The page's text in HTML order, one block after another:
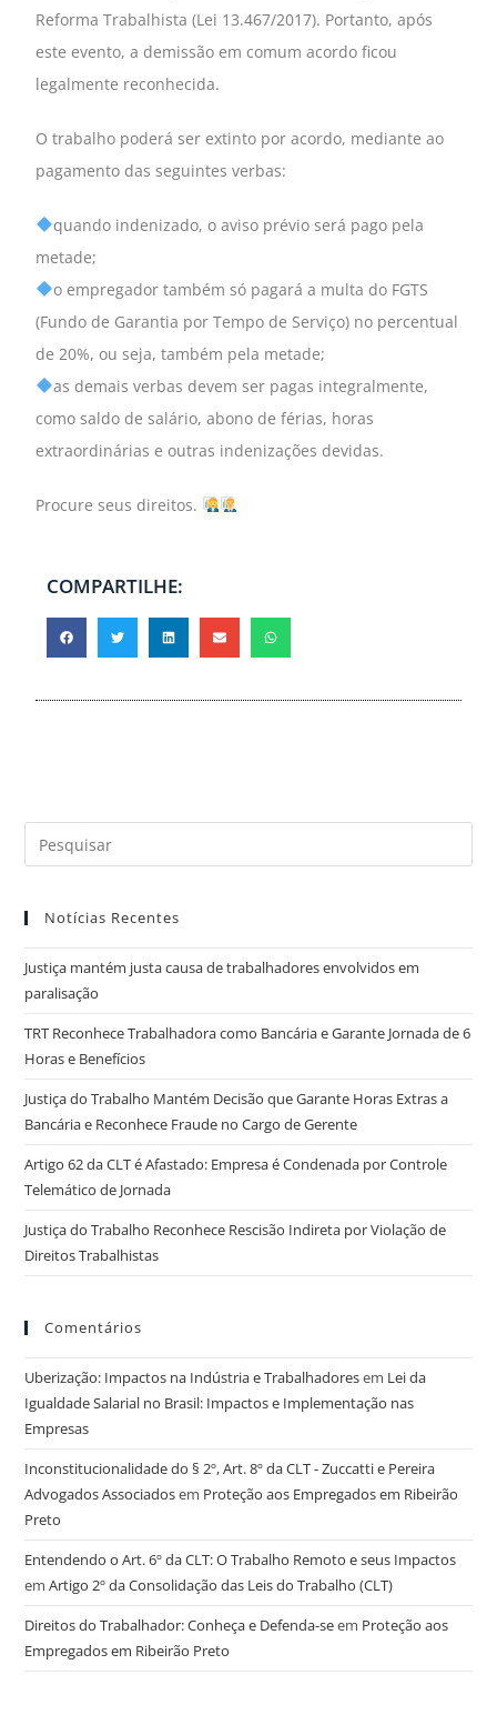
Reforma Trabalhista (Lei 13.467/2017). Portanto, após
este evento, a demissão em comum acordo ficou
legalmente reconhecida.
O trabalho poderá ser extinto por acordo, mediante ao
pagamento das seguintes verbas:
quando indenizado, o aviso prévio será pago pela
metade;
o empregador também só pagará a multa do FGTS
(Fundo de Garantia por Tempo de Serviço) no percentual
de 20%, ou seja, também pela metade;
as demais verbas devem ser pagas integralmente,
como saldo de salário, abono de férias, horas
extraordinárias e outras indenizações devidas.
Procure seus direitos.
COMPARTILHE:
Notícias Recentes
Justiça mantém justa causa de trabalhadores envolvidos em
paralisação
TRT Reconhece Trabalhadora como Bancária e Garante Jornada de 6
Horas e Benefícios
Justiça do Trabalho Mantém Decisão que Garante Horas Extras a
Bancária e Reconhece Fraude no Cargo de Gerente
Artigo 62 da CLT é Afastado: Empresa é Condenada por Controle
Telemático de Jornada
Justiça do Trabalho Reconhece Rescisão Indireta por Violação de
Direitos Trabalhistas
Comentários
Uberização: Impactos na Indústria e Trabalhadoresem Lei da
Igualdade Salarial no Brasil: Impactos e Implementação nas
Empresas
Inconstitucionalidade do § 2º, Art. 8º da CLT - Zuccatti e Pereira
Advogados Associadosem Proteção aos Empregados em Ribeirão
Preto
Entendendo o Art. 6º da CLT: O Trabalho Remoto e seus Impactos
emArtigo 2º da Consolidação das Leis do Trabalho (CLT)
Direitos do Trabalhador: Conheça e Defenda-seem Proteção aos
Empregados em Ribeirão Preto